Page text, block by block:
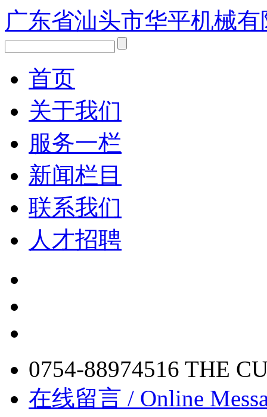
广东省汕头市华平机械
首页
关于我们
服务一栏
新闻栏目
联系我们
人才招聘
0754-88974516 THE
在线留言 / Online